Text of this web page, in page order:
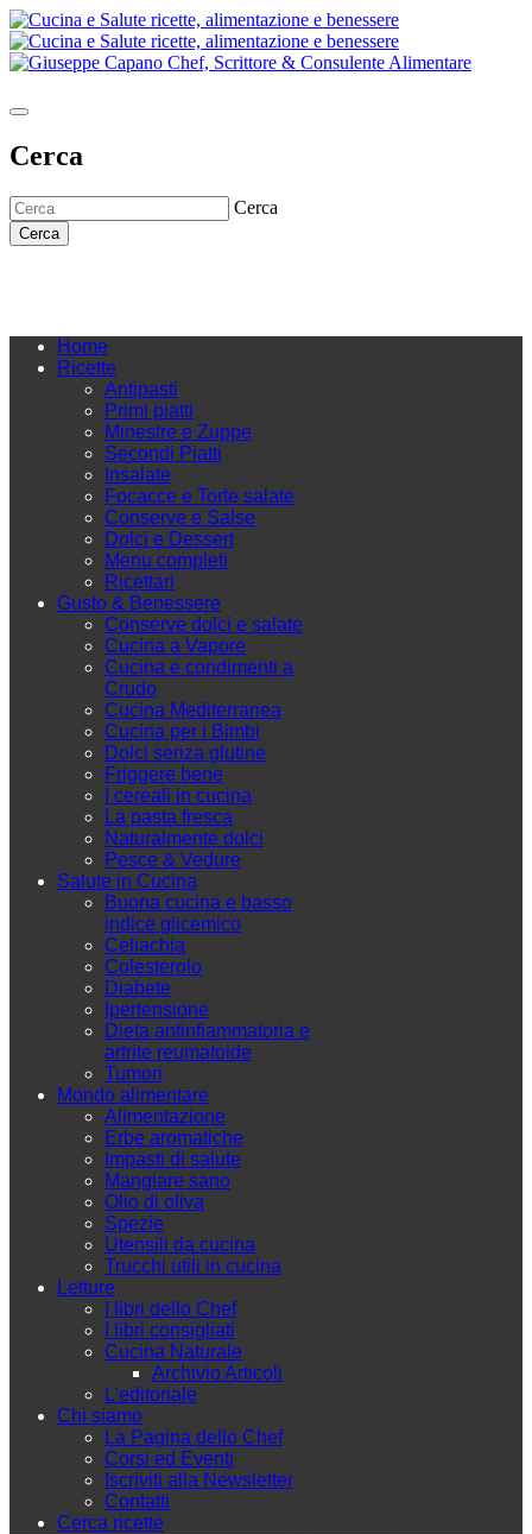
Cerca
Cerca
Cerca
Home
Ricette
Antipasti
Primi piatti
Minestre e Zuppe
Secondi Piatti
Insalate
Focacce e Torte salate
Conserve e Salse
Dolci e Dessert
Menu completi
Ricettari
Gusto & Benessere
Conserve dolci e salate
Cucina a Vapore
Cucina e condimenti a
Crudo
Cucina Mediterranea
Cucina per i Bimbi
Dolci senza glutine
Friggere bene
I cereali in cucina
La pasta fresca
Naturalmente dolci
Pesce & Vedure
Salute in Cucina
Buona cucina e basso
indice glicemico
Celiachia
Colesterolo
Diabete
Ipertensione
Dieta antinfiammatoria e
artrite reumatoide
Tumori
Mondo alimentare
Alimentazione
Erbe aromatiche
Impasti di salute
Mangiare sano
Olio di oliva
Spezie
Utensili da cucina
Trucchi utili in cucina
Letture
I libri dello Chef
I libri consigliati
Cucina Naturale
Archivio Articoli
L'editoriale
Chi siamo
La Pagina dello Chef
Corsi ed Eventi
Iscriviti alla Newsletter
Contatti
Cerca ricette